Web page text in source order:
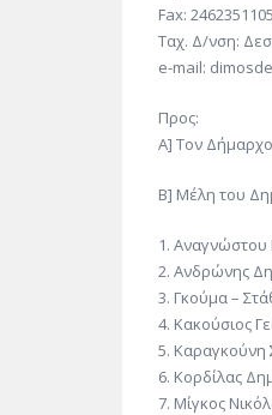
Fax: 2462351105
Ταχ. Δ/νση:
e-mail:
Προς:
Α] Τον
Β] Μέλη του
1. Αναγνώστου
2. Ανδρώνης
3. Γκούμα –
4. Κακούσιος
5. Καραγκούνη
6. Κορδίλας
7. Μίγκος